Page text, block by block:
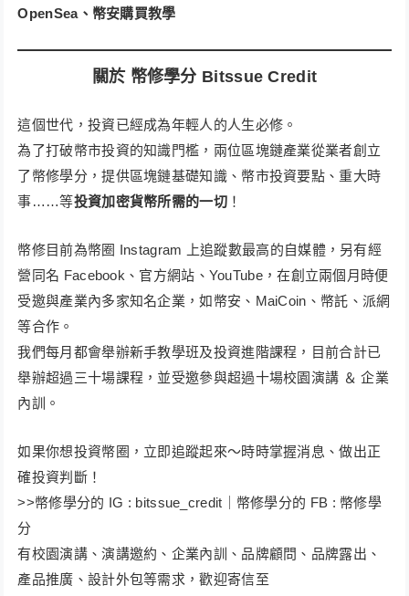
OpenSea、幣安購買教學
關於 幣修學分 Bitssue Credit
這個世代，投資已經成為年輕人的人生必修。
為了打破幣市投資的知識門檻，兩位區塊鏈產業從業者創立
了幣修學分，提供區塊鏈基礎知識、幣市投資要點、重大時
事……等投資加密貨幣所需的一切 ！​
幣修目前為幣圈 Instagram 上追蹤數最高的自媒體，另有經
營同名 Facebook、官方網站、YouTube，在創立兩個月時便
受邀與產業內多家知名企業，如幣安、MaiCoin、幣託、派網
等合作。
我們每月都會舉辦新手教學班及投資進階課程，目前合計已
舉辦超過三十場課程，並受邀參與超過十場校園演講 ＆ 企業
內訓。
如果你想投資幣圈，立即追蹤起來～時時掌握消息、做出正
確投資判斷！
>>​幣修學分的 IG : bitssue_credit｜幣修學分的 FB : 幣修學
分
有校園演講、演講邀約、企業內訓、品牌顧問、品牌露出、
產品推廣、設計外包等需求，歡迎寄信至